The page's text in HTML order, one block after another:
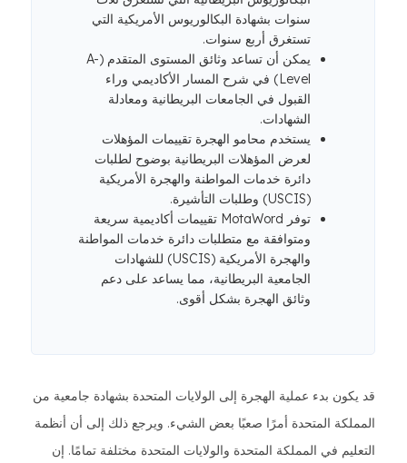
سنوات بشهادة البكالوريوس الأمريكية التي
تستغرق أربع سنوات.
يمكن أن تساعد وثائق المستوى المتقدم (A-
Level) في شرح المسار الأكاديمي وراء
القبول في الجامعات البريطانية ومعادلة
الشهادات.
يستخدم محامو الهجرة تقييمات المؤهلات
لعرض المؤهلات البريطانية بوضوح لطلبات
دائرة خدمات المواطنة والهجرة الأمريكية
(USCIS) وطلبات التأشيرة.
توفر MotaWord تقييمات أكاديمية سريعة
ومتوافقة مع متطلبات دائرة خدمات المواطنة
والهجرة الأمريكية (USCIS) للشهادات
الجامعية البريطانية، مما يساعد على دعم
وثائق الهجرة بشكل أقوى.
قد يكون بدء عملية الهجرة إلى الولايات المتحدة بشهادة جامعية من
المملكة المتحدة أمرًا صعبًا بعض الشيء. ويرجع ذلك إلى أن أنظمة
التعليم في المملكة المتحدة والولايات المتحدة مختلفة تمامًا. إن